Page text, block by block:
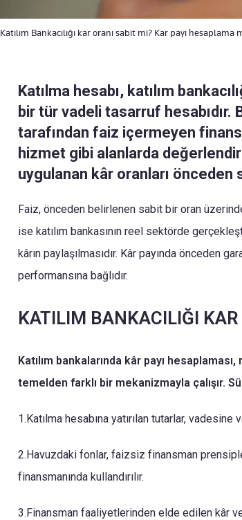
Katılım Bankacılığı kar oranı sabit mi? Kar payı hesaplama
Katılma hesabı, katılım
bir tür vadeli tasarruf hesabıdır.
tarafından faiz içermeyen
hizmet gibi alanlarda
uygulanan kâr oranları önceden
Faiz, önceden belirlenen sabit bir oran
ise katılım bankasının reel sektörde
kârın paylaşılmasıdır. Kâr payında önceden
performansına bağlıdır.
KATILIM BANKACILIĞI
Katılım bankalarında kâr payı
temelden farklı bir mekanizmayla çalışır.
1.Katılma hesabına yatırılan tutarlar,
2.Havuzdaki fonlar, faizsiz finansman
finansmanında kullandırılır.
3.Finansman faaliyetlerinden elde edilen kâr